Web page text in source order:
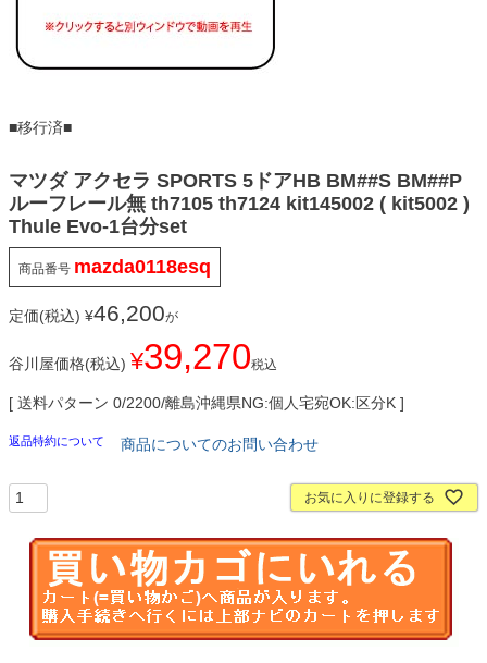
■移行済■
マツダ アクセラ SPORTS 5ドアHB BM##S BM##P
ルーフレール無 th7105 th7124 kit145002 ( kit5002 )
Thule Evo-1台分set
商品番号 mazda0118esq
定価(税込) ¥46,200が
谷川屋価格(税込) ¥39,270税込
送料パターン 0/2200/離島沖縄県NG:個人宅宛OK:区分K
返品特約について 商品についてのお問い合わせ
お気に入りに登録する